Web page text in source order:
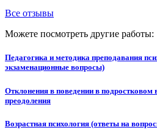
Все отзывы
Можете посмотреть другие работы:
Педагогика и методика преподавания
экзаменационные вопросы)
Отклонения в поведении в подростковом
преодоления
Возрастная психология (ответы на